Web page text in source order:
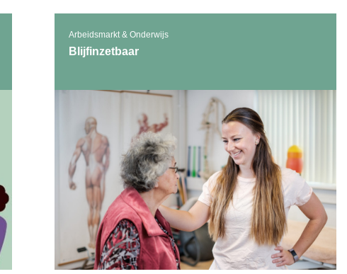
Arbeidsmarkt & Onderwijs
Blijfinzetbaar